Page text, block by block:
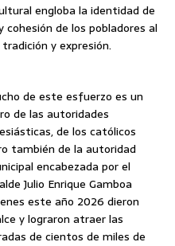
engloba la identidad de
de los pobladores al
y expresión.
de este esfuerzo es un
de las autoridades
de los católicos
también de la autoridad
encabezada por el
Julio Enrique Gamboa
este año 2026 dieron
y lograron atraer las
de cientos de miles de